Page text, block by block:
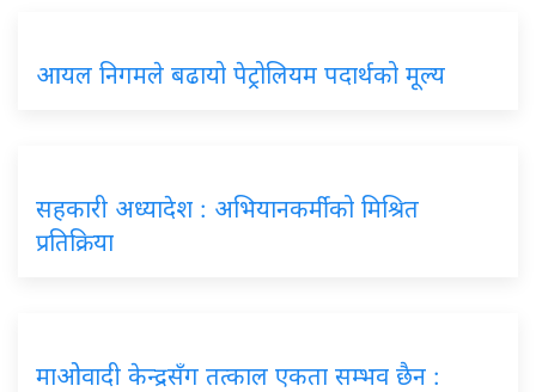
आयल निगमले बढायो पेट्रोलियम पदार्थको मूल्य
सहकारी अध्यादेश : अभियानकर्मीको मिश्रित
प्रतिक्रिया
माओवादी केन्द्रसँग तत्काल एकता सम्भव छैन :